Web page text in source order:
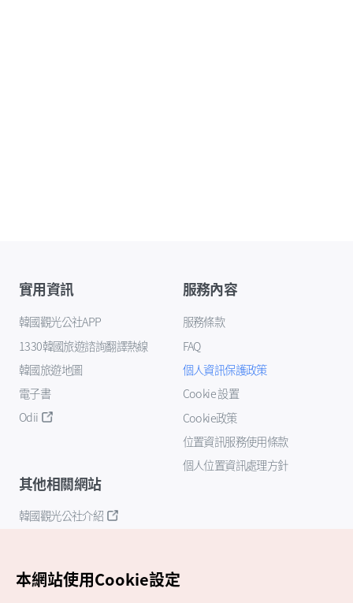
實用資訊
韓國觀光公社APP
1330韓國旅遊諮詢翻譯熱線
韓國旅遊地圖
電子書
Odii
服務內容
服務條款
FAQ
個人資訊保護政策
Cookie 設置
Cookie政策
位置資訊服務使用條款
個人位置資訊處理方針
其他相關網站
韓國觀光公社介紹
本網站使用Cookie設定